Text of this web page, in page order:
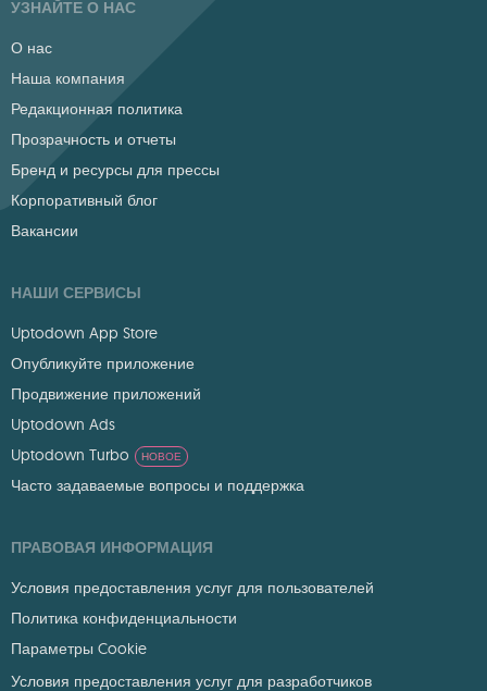
УЗНАЙТЕ О НАС
О нас
Наша компания
Редакционная политика
Прозрачность и отчеты
Бренд и ресурсы для прессы
Корпоративный блог
Вакансии
НАШИ СЕРВИСЫ
Uptodown App Store
Опубликуйте приложение
Продвижение приложений
Uptodown Ads
Uptodown Turbo
НОВОЕ
Часто задаваемые вопросы и поддержка
ПРАВОВАЯ ИНФОРМАЦИЯ
Условия предоставления услуг для пользователей
Политика конфиденциальности
Параметры Cookie
Условия предоставления услуг для разработчиков